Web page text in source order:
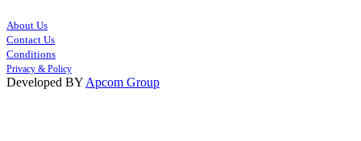
About Us
Contact Us
Conditions
Privacy & Policy
Developed BY Apcom Group